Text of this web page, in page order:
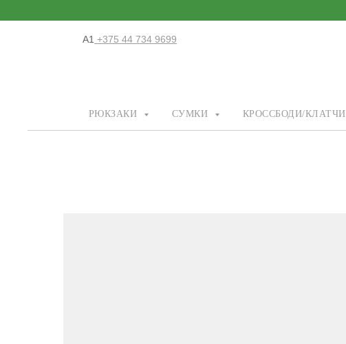
А1 +375 44 734 9699
РЮКЗАКИ СУМКИ КРОССБОДИ/КЛАТЧИ